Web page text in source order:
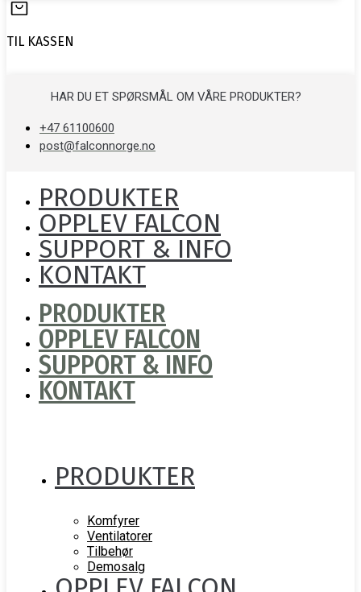
TIL KASSEN
HAR DU ET SPØRSMÅL OM VÅRE PRODUKTER?
+47 61100600
post@falconnorge.no
PRODUKTER
OPPLEV FALCON
SUPPORT & INFO
KONTAKT
PRODUKTER
OPPLEV FALCON
SUPPORT & INFO
KONTAKT
PRODUKTER
Komfyrer
Ventilatorer
Tilbehør
Demosalg